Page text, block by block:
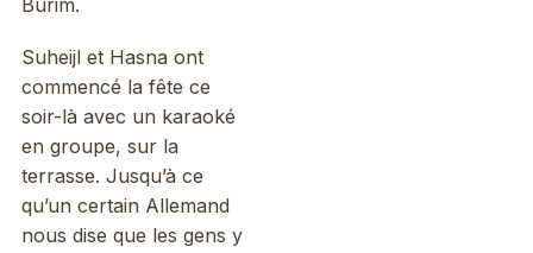
Burim.
Suheijl et Hasna ont
commencé la fête ce
soir-là avec un karaoké
en groupe, sur la
terrasse. Jusqu’à ce
qu’un certain Allemand
nous dise que les gens y